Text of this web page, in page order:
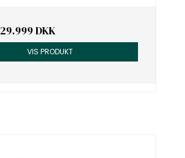
29.999 DKK
VIS PRODUKT